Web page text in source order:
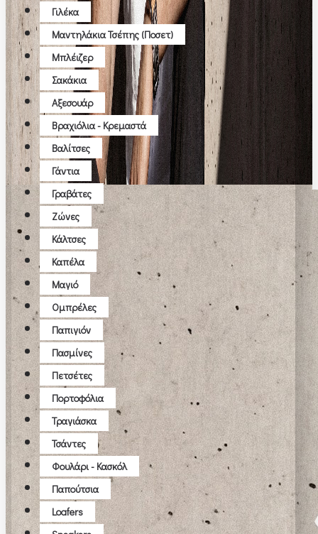
Γιλέκα
Μαντηλάκια Τσέπης (ποσετ)
Μπλέιζερ
Σακάκια
Αξεσουάρ
Βραχιόλια - Κρεμαστά
Βαλίτσες
Γάντια
Γραβάτες
Ζώνες
Κάλτσες
Καπέλα
Μαγιό
Ομπρέλες
Παπιγιόν
Πασμίνες
Πετσέτες
Πορτοφόλια
Τραγιάσκα
Τσάντες
Φουλάρι - Κασκόλ
Παπούτσια
Loafers